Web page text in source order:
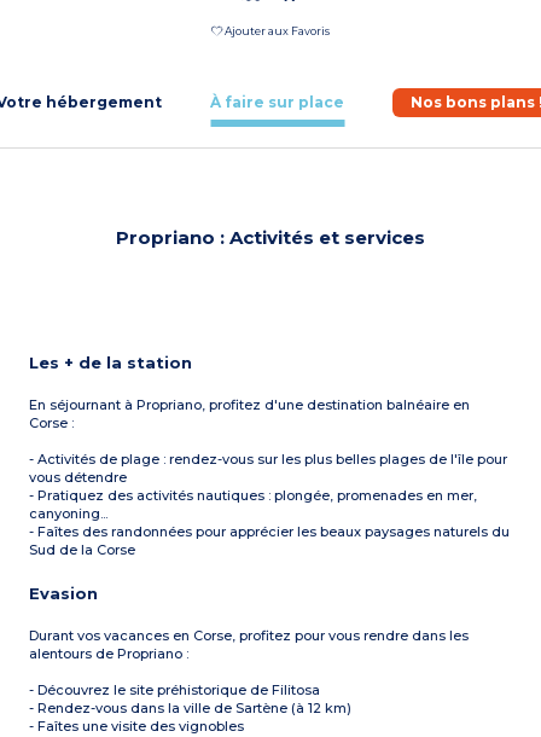
Ajouter aux Favoris
hébergement À faire sur place Nos bons plans
Propriano : Activités et services
Les + de la station
En séjournant à Propriano, profitez d'une destination balnéaire en
Corse :
- Activités de plage : rendez-vous sur les plus belles plages de l'île pour
vous détendre
- Pratiquez des activités nautiques : plongée, promenades en mer,
canyoning...
- Faîtes des randonnées pour apprécier les beaux paysages naturels du
Sud de la Corse
Evasion
Durant vos vacances en Corse, profitez pour vous rendre dans les
alentours de Propriano :
- Découvrez le site préhistorique de Filitosa
- Rendez-vous dans la ville de Sartène (à 12 km)
- Faîtes une visite des vignobles